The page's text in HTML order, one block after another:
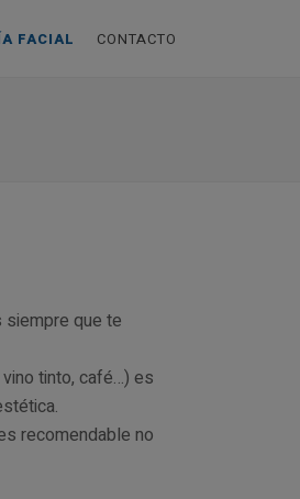
FACIAL CONTACTO
siempre que te
tinto, café…) es
recomendable no